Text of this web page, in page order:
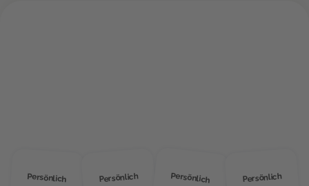
Persönlich Persönlich Persönlich Persönlich